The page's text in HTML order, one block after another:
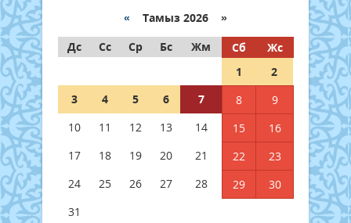
« Тамыз 2026 »
Дс
Сс Ср Бс Жм Сб
Жс
1
2
3
4 5 6 7 8
9
10
11 12 13 14 15
16
17
18 19 20 21 22
23
24
25 26 27 28 29
30
31